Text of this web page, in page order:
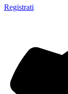
Registrati